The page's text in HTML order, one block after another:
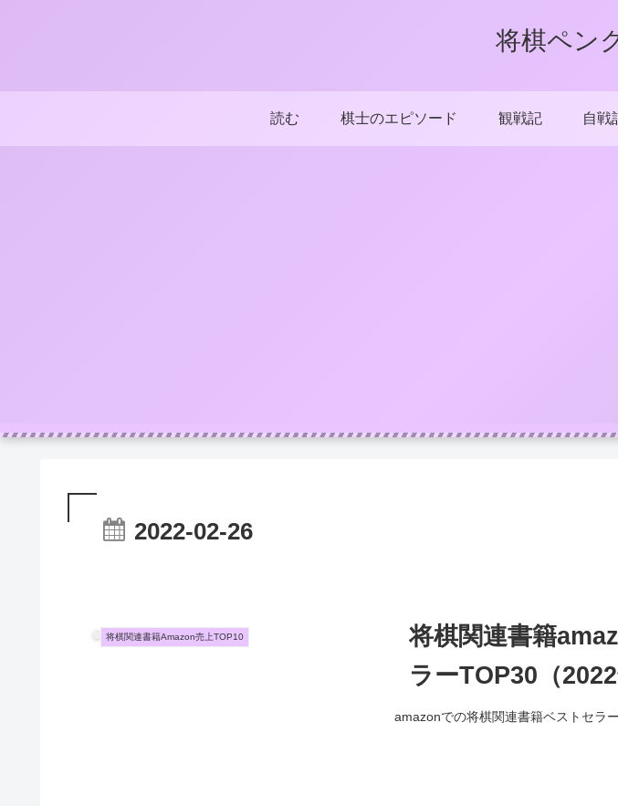
将棋ペン
読む 棋士のエピソード 観戦記 自戦
2022-02-26
将棋関連書籍Amazon売上TOP10
将棋関連書籍
ラーTOP30（2022
amazonでの将棋関連書籍ベストセラー